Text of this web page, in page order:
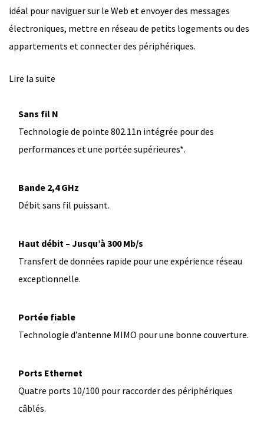
idéal pour naviguer sur le Web et envoyer des messages
électroniques, mettre en réseau de petits logements ou des
appartements et connecter des périphériques.
Lire la suite
Sans fil N
Technologie de pointe 802.11n intégrée pour des
performances et une portée supérieures*.
Bande 2,4 GHz
Débit sans fil puissant.
Haut débit – Jusqu’à 300 Mb/s
Transfert de données rapide pour une expérience réseau
exceptionnelle.
Portée fiable
Technologie d’antenne MIMO pour une bonne couverture.
Ports Ethernet
Quatre ports 10/100 pour raccorder des périphériques
câblés.